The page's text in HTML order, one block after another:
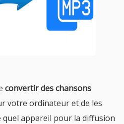
convertir des chansons
votre ordinateur et de les
appareil pour la diffusion